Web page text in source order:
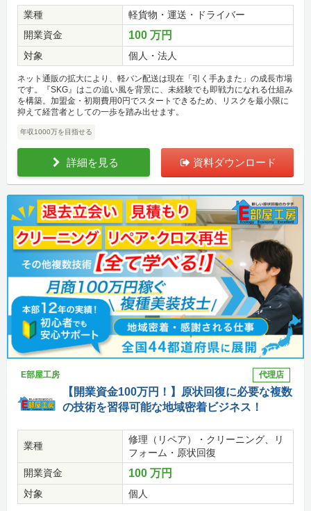
業種
軽貨物・運送・ドライバー
開業資金
100 万円
対象 個人・法人
ネット通販の拡大により、軽バン配送は現在「引く手あまた」の成長市場
です。『SKG』はこの追い風を背景に、未経験でも即戦力になれる仕組み
を構築。加盟金・初期費用0円でスタートできるため、リスクを最小限に
抑えて経営者としての一歩を踏み出せます。
年収1000万を目指せる
詳細を見る 資料ダウンロード
E部屋工房 代理店
【開業資金100万円！】原状回復に必要な複数
の技術を習得可能な地域密着ビジネス！
業種
修理（リペア）・クリーニング、リ
フォーム・原状回復
開業資金
100 万円
対象 個人